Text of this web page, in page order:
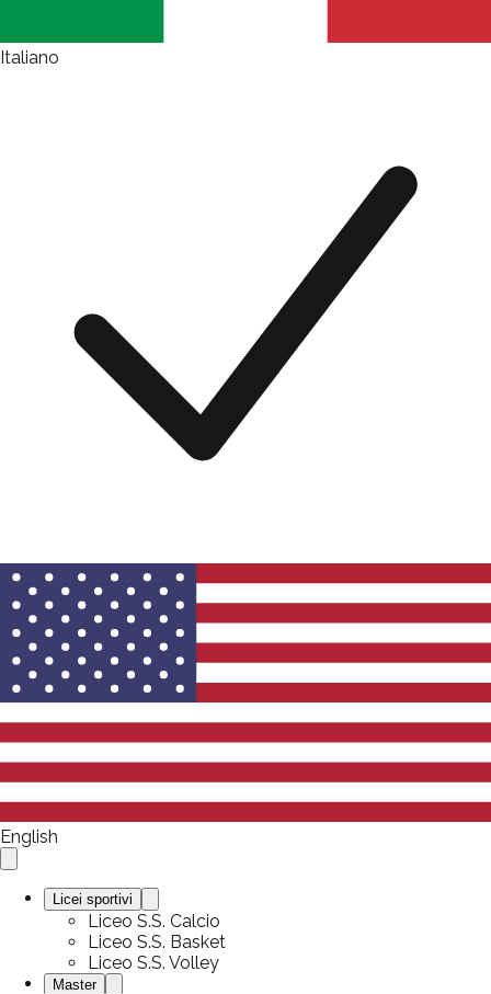
Italiano
English
Licei sportivi
Liceo S.S. Calcio
Liceo S.S. Basket
Liceo S.S. Volley
Master